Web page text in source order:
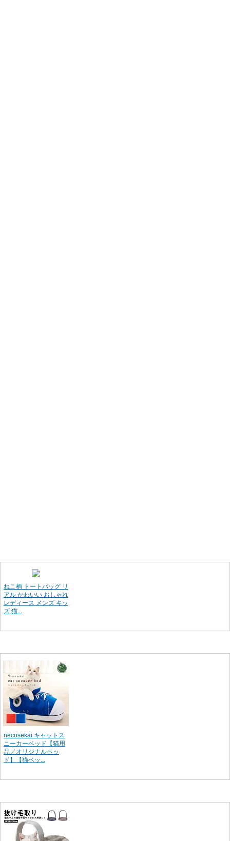
ねこ柄 トートバッグ リ
アル かわいい おしゃれ
レディース メンズ キッ
ズ 猫...
necosekai キャットス
ニーカーベッド【猫用
品／オリジナルベッ
ド】【猫ベッ...